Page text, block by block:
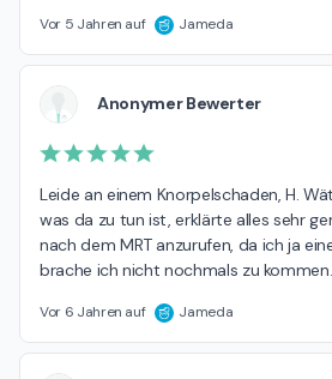
Vor 5 Jahren auf Jameda
Anonymer Bewerter
Leide an einem Knorpelschaden, H.
was da zu tun ist, erklärte alles sehr
nach dem MRT anzurufen, da ich ja
brache ich nicht nochmals zu kommen.
Vor 6 Jahren auf Jameda